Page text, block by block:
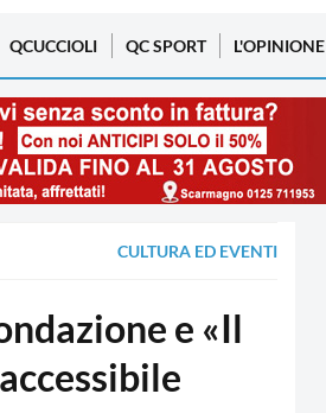
QCUCCIOLI QC SPORT L'OPINIONE
CULTURA ED EVENTI
e «Il